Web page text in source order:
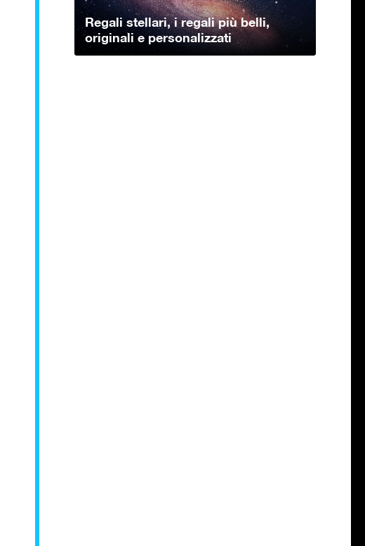
Regali stellari, i regali più belli,
originali e personalizzati